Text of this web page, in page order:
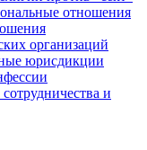
отношения
организаций
юрисдикции
и